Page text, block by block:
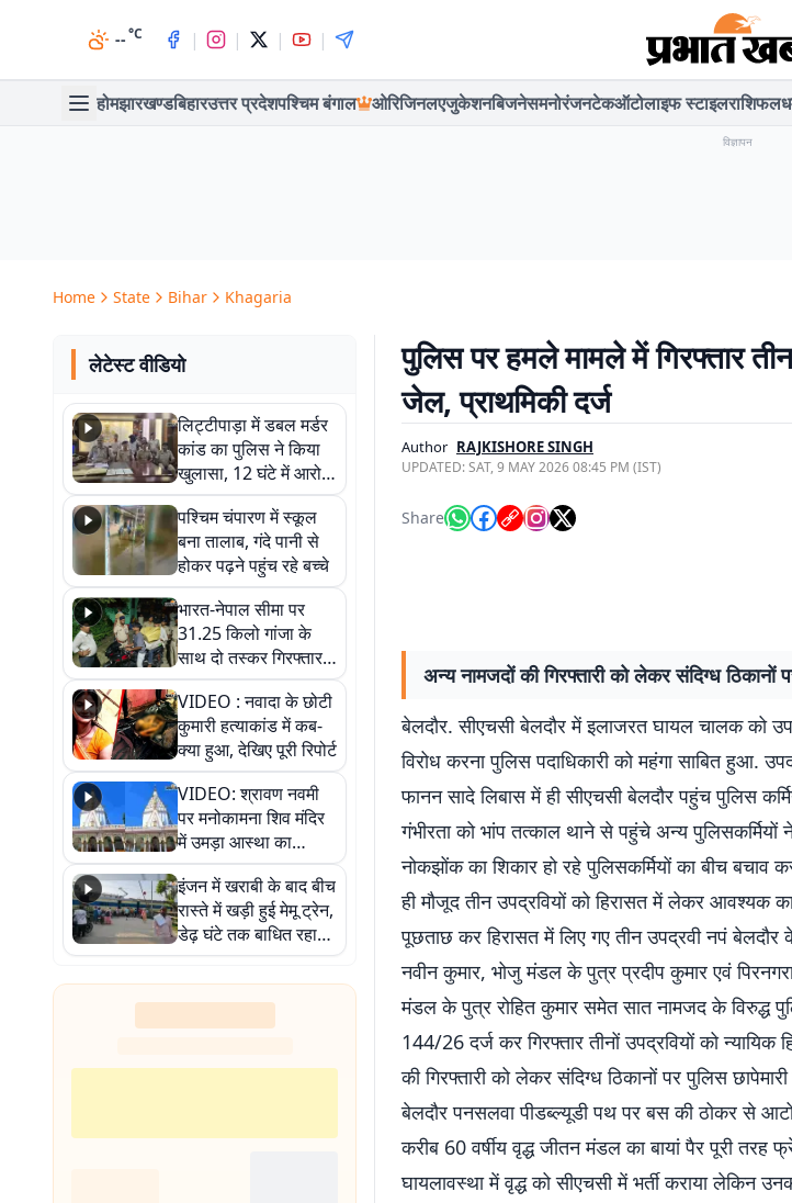
--°C | | | |
होमझारखण्डबिहारउत्तर प्रदेशपश्चिम बंगाल ओरिजिनलएजुकेशनबिजनेसमनोरंजनटेकऑटोलाइफ स्टाइलराशिफल
विज्ञापन
Home State Bihar Khagaria
लेटेस्ट वीडियो
लिट्टीपाड़ा में डबल मर्डर
कांड का पुलिस ने किया
खुलासा, 12 घंटे में आरोपी
गिरफ्तार
पश्चिम चंपारण में स्कूल
बना तालाब, गंदे पानी से
होकर पढ़ने पहुंच रहे बच्चे
भारत-नेपाल सीमा पर
31.25 किलो गांजा के
साथ दो तस्कर गिरफ्तार,
नेपाली नंबर की बाइक
जब्त
VIDEO : नवादा के छोटी
कुमारी हत्याकांड में कब-
क्या हुआ, देखिए पूरी रिपोर्ट
VIDEO: श्रावण नवमी
पर मनोकामना शिव मंदिर
में उमड़ा आस्था का
सैलाब, हर-हर महादेव के
जयघोष से गूंजा परिसर
इंजन में खराबी के बाद बीच
रास्ते में खड़ी हुई मेमू ट्रेन,
डेढ़ घंटे तक बाधित रहा
आवागमन
पुलिस पर हमले मामले में गिरफ्तार
जेल, प्राथमिकी दर्ज
Author RAJKISHORE SINGH
UPDATED:SAT, 9 MAY 2026 08:45 PM (IST)
Share
अन्य नामजदों की गिरफ्तारी को लेकर संदिग्ध ठिकानों
बेलदौर. सीएचसी बेलदौर में इलाजरत घायल चालक को
विरोध करना पुलिस पदाधिकारी को महंगा साबित हुआ.
फानन सादे लिबास में ही सीएचसी बेलदौर पहुंच पुलिस
गंभीरता को भांप तत्काल थाने से पहुंचे अन्य
नोकझोंक का शिकार हो रहे पुलिसकर्मियों का बीच बचाव
ही मौजूद तीन उपद्रवियों को हिरासत में लेकर आवश्यक
पूछताछ कर हिरासत में लिए गए तीन उपद्रवी नपं
नवीन कुमार, भोजु मंडल के पुत्र प्रदीप कुमार एवं
मंडल के पुत्र रोहित कुमार समेत सात नामजद के विरुद्ध
144/26 दर्ज कर गिरफ्तार तीनों उपद्रवियों को
की गिरफ्तारी को लेकर संदिग्ध ठिकानों पर पुलिस
बेलदौर पनसलवा पीडब्ल्यूडी पथ पर बस की ठोकर से आटो
करीब 60 वर्षीय वृद्ध जीतन मंडल का बायां पैर पूरी तरह
घायलावस्था में वृद्ध को सीएचसी में भर्ती कराया लेकिन